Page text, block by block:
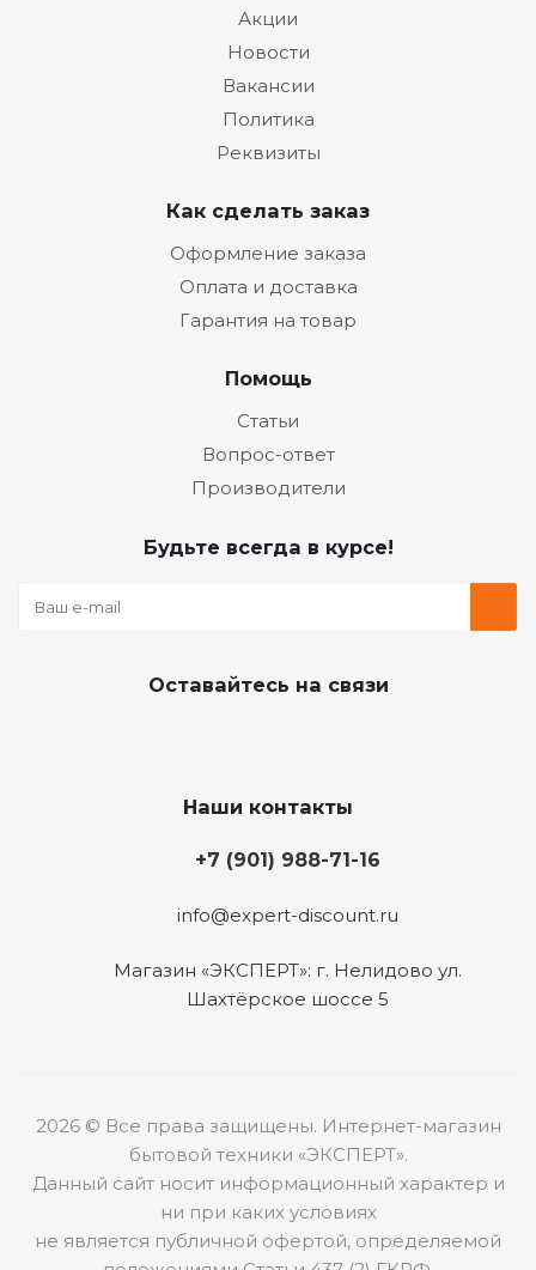
Акции
Новости
Вакансии
Политика
Реквизиты
Как сделать заказ
Оформление заказа
Оплата и доставка
Гарантия на товар
Помощь
Статьи
Вопрос-ответ
Производители
Будьте всегда в курсе!
Оставайтесь на связи
Наши контакты
+7 (901) 988-71-16
info@expert-discount.ru
Магазин «ЭКСПЕРТ»: г. Нелидово ул.
Шахтёрское шоссе 5
2026 © Все права защищены. Интернет-магазин
бытовой техники «ЭКСПЕРТ».
Данный сайт носит информационный характер и
ни при каких условиях
не является публичной офертой, определяемой